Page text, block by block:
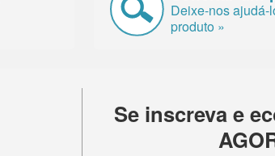
Deixe-nos ajudá-
produto »
Se inscreva e